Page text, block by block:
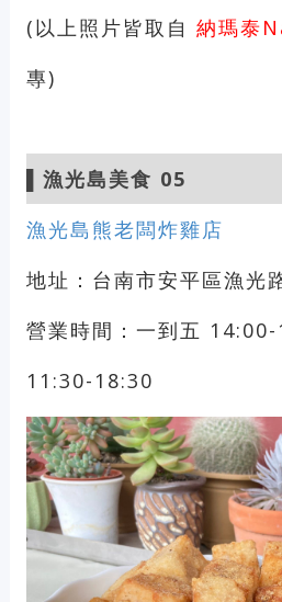
(以上照片皆取自 納瑪泰
專)
▌漁光島美食 05
漁光島熊老闆炸雞店
地址：台南市安平區漁光
營業時間：一到五
11:30-18:30